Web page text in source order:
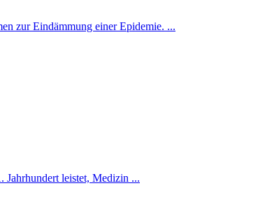
zur Eindämmung einer Epidemie. ...
Jahrhundert leistet, Medizin ...